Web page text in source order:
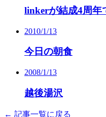
linkerが結成4周年
2010/1/13
今日の朝食
2008/1/13
越後湯沢
← 記事一覧に戻る